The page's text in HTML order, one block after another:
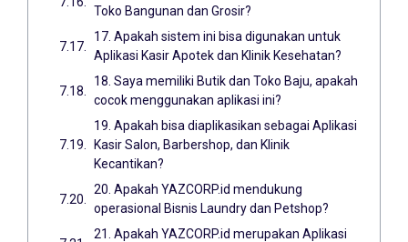
Toko Bangunan dan Grosir?
17. Apakah sistem ini bisa digunakan untuk
Aplikasi Kasir Apotek dan Klinik Kesehatan?
18. Saya memiliki Butik dan Toko Baju, apakah
cocok menggunakan aplikasi ini?
19. Apakah bisa diaplikasikan sebagai Aplikasi
Kasir Salon, Barbershop, dan Klinik
Kecantikan?
20. Apakah YAZCORP.id mendukung
operasional Bisnis Laundry dan Petshop?
21. Apakah YAZCORP.id merupakan Aplikasi